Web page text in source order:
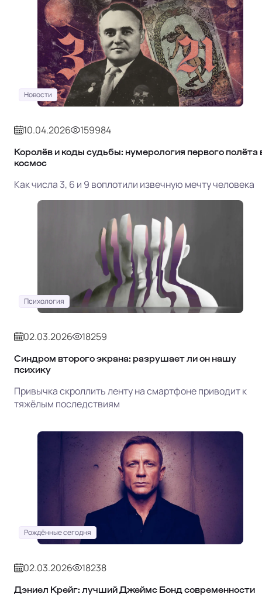
Новости
10.04.2026 159984
Королёв и коды судьбы: нумерология первого полёта
космос
Как числа 3, 6 и 9 воплотили извечную мечту человека
Психология
02.03.2026 18259
Синдром второго экрана: разрушает ли он нашу
психику
Привычка скроллить ленту на смартфоне приводит к
тяжёлым последствиям
Рождённые сегодня
02.03.2026 18238
Дэниел Крейг: лучший Джеймс Бонд современности